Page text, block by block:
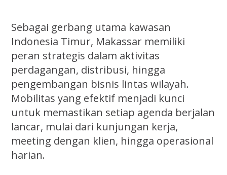
Sebagai gerbang utama kawasan
Indonesia Timur, Makassar memiliki
peran strategis dalam aktivitas
perdagangan, distribusi, hingga
pengembangan bisnis lintas wilayah.
Mobilitas yang efektif menjadi kunci
untuk memastikan setiap agenda berjalan
lancar, mulai dari kunjungan kerja,
meeting dengan klien, hingga operasional
harian.